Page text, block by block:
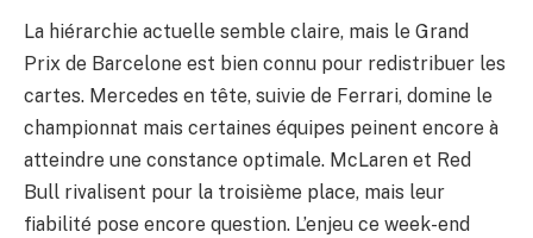
La hiérarchie actuelle semble claire, mais le Grand
Prix de Barcelone est bien connu pour redistribuer les
cartes. Mercedes en tête, suivie de Ferrari, domine le
championnat mais certaines équipes peinent encore à
atteindre une constance optimale. McLaren et Red
Bull rivalisent pour la troisième place, mais leur
fiabilité pose encore question. L’enjeu ce week-end